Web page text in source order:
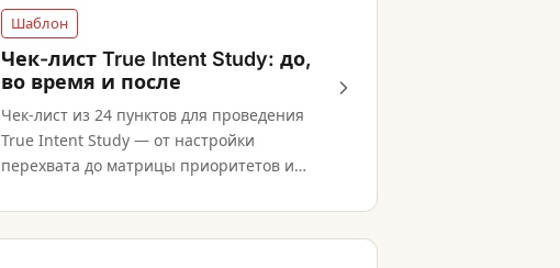
Шаблон
Чек-лист True Intent Study: до,
во время и после
Чек-лист из 24 пунктов для проведения
True Intent Study — от настройки
перехвата до матрицы приоритетов и